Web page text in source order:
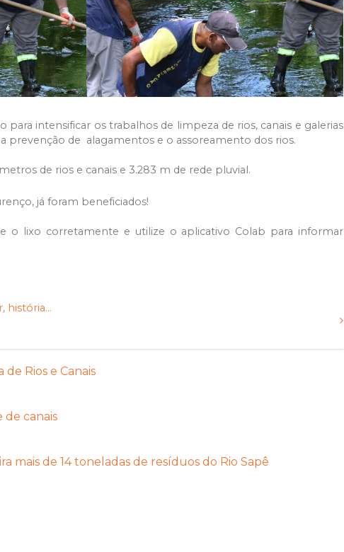
para intensificar os trabalhos de limpeza de rios, canais e galerias
prevenção de alagamentos e o assoreamento dos rios.
de rios e canais e 3.283 m de rede pluvial.
já foram beneficiados!
o lixo corretamente e utilize o aplicativo Colab para informar
história...
Rios e Canais
de canais
mais de 14 toneladas de resíduos do Rio Sapê